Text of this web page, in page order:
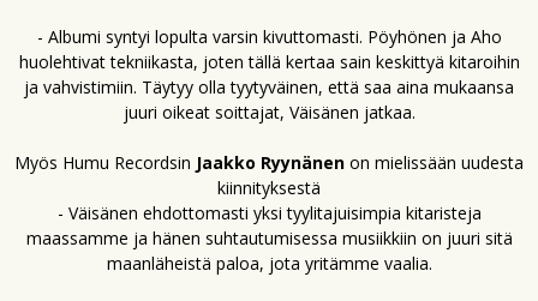
- Albumi syntyi lopulta varsin kivuttomasti. Pöyhönen ja Aho
huolehtivat tekniikasta, joten tällä kertaa sain keskittyä kitaroihin
ja vahvistimiin. Täytyy olla tyytyväinen, että saa aina mukaansa
juuri oikeat soittajat, Väisänen jatkaa.
Myös Humu Recordsin Jaakko Ryynänen on mielissään uudesta
kiinnityksestä
- Väisänen ehdottomasti yksi tyylitajuisimpia kitaristeja
maassamme ja hänen suhtautumisessa musiikkiin on juuri sitä
maanläheistä paloa, jota yritämme vaalia.